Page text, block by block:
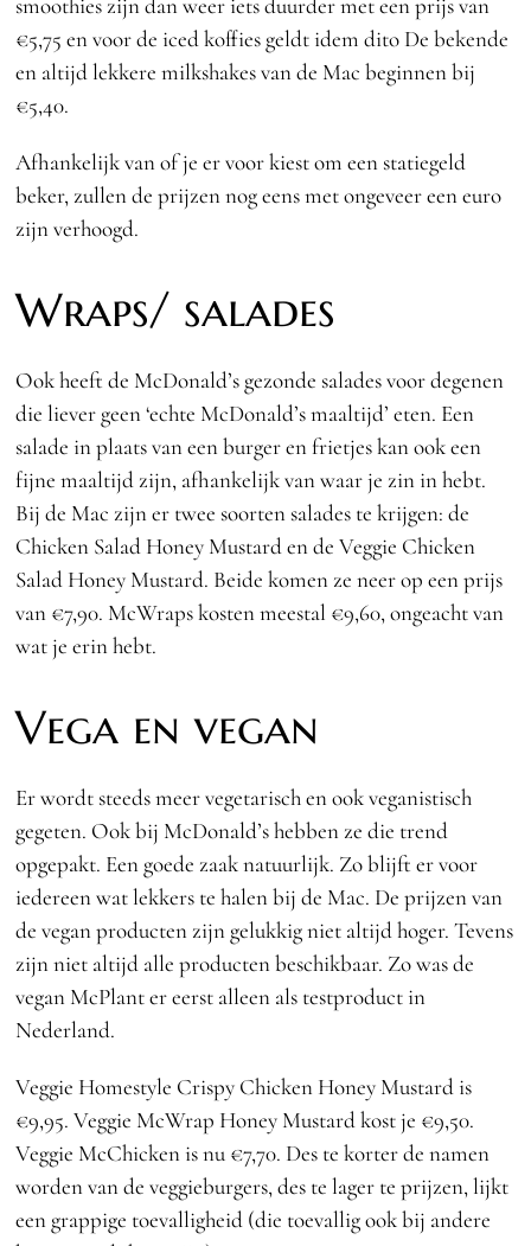
€5,75 en voor de iced koffies geldt idem dito De bekende
en altijd lekkere milkshakes van de Mac beginnen bij
€5,40.
Afhankelijk van of je er voor kiest om een statiegeld
beker, zullen de prijzen nog eens met ongeveer een euro
zijn verhoogd.
Wraps/ salades
Ook heeft de McDonald’s gezonde salades voor degenen
die liever geen ‘echte McDonald’s maaltijd’ eten. Een
salade in plaats van een burger en frietjes kan ook een
fijne maaltijd zijn, afhankelijk van waar je zin in hebt.
Bij de Mac zijn er twee soorten salades te krijgen: de
Chicken Salad Honey Mustard en de Veggie Chicken
Salad Honey Mustard. Beide komen ze neer op een prijs
van €7,90. McWraps kosten meestal €9,60, ongeacht van
wat je erin hebt.
Vega en vegan
Er wordt steeds meer vegetarisch en ook veganistisch
gegeten. Ook bij McDonald’s hebben ze die trend
opgepakt. Een goede zaak natuurlijk. Zo blijft er voor
iedereen wat lekkers te halen bij de Mac. De prijzen van
de vegan producten zijn gelukkig niet altijd hoger. Tevens
zijn niet altijd alle producten beschikbaar. Zo was de
vegan McPlant er eerst alleen als testproduct in
Nederland.
Veggie Homestyle Crispy Chicken Honey Mustard is
€9,95. Veggie McWrap Honey Mustard kost je €9,50.
Veggie McChicken is nu €7,70. Des te korter de namen
worden van de veggieburgers, des te lager te prijzen, lijkt
een grappige toevalligheid (die toevallig ook bij andere